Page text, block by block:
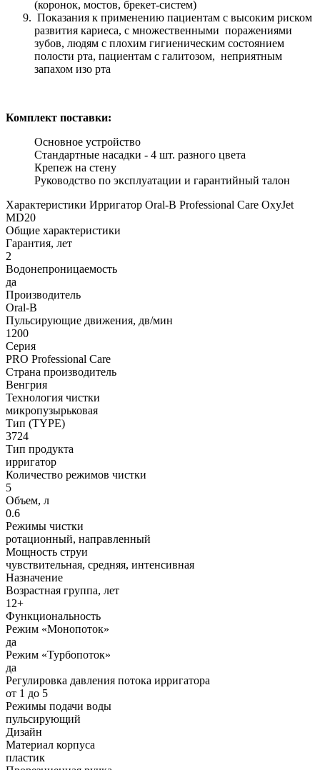
(коронок, мостов, брекет-систем)
Показания к применению пациентам с высоким риском
развития кариеса, с множественными поражениями
зубов, людям с плохим гигиеническим состоянием
полости рта, пациентам с галитозом, неприятным
запахом изо рта
Комплект поставки:
Основное устройство
Стандартные насадки - 4 шт. разного цвета
Крепеж на стену
Руководство по эксплуатации и гарантийный талон
Характеристики Ирригатор Oral-B Professional Care OxyJet
MD20
Общие характеристики
Гарантия, лет
2
Водонепроницаемость
да
Производитель
Oral-B
Пульсирующие движения, дв/мин
1200
Серия
PRO Professional Care
Страна производитель
Венгрия
Технология чистки
микропузырьковая
Тип (TYPE)
3724
Тип продукта
ирригатор
Количество режимов чистки
5
Объем, л
0.6
Режимы чистки
ротационный, направленный
Мощность струи
чувствительная, средняя, интенсивная
Назначение
Возрастная группа, лет
12+
Функциональность
Режим «Монопоток»
да
Режим «Турбопоток»
да
Регулировка давления потока ирригатора
от 1 до 5
Режимы подачи воды
пульсирующий
Дизайн
Материал корпуса
пластик